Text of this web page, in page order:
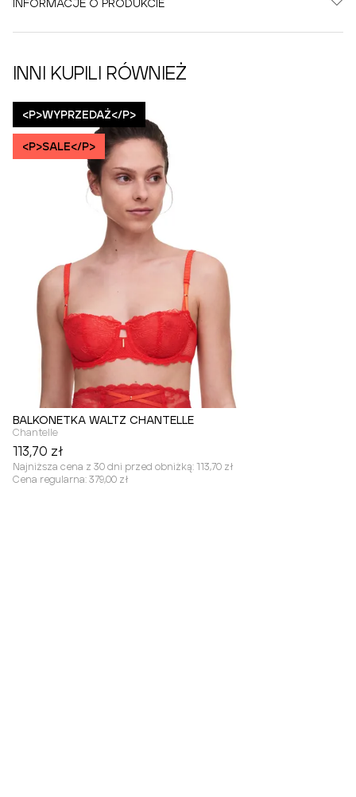
INFORMACJE O PRODUKCIE
INNI KUPILI RÓWNIEŻ
<P>WYPRZEDAŻ</P>
<P>SALE</P>
BALKONETKA WALTZ CHANTELLE
Chantelle
113,70 zł
Najniższa cena z 30 dni przed obniżką: 113,70 zł
Cena regularna: 379,00 zł